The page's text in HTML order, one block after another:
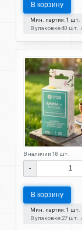
В корзину
Мин. партия: 1 шт.
В упаковке:40 шт.
В наличии 18 шт.
-
В корзину
Мин. партия: 1 шт.
В упаковке:27 шт.